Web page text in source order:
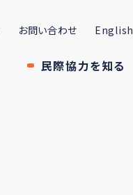
お問い合わせ English
民際協力を知る